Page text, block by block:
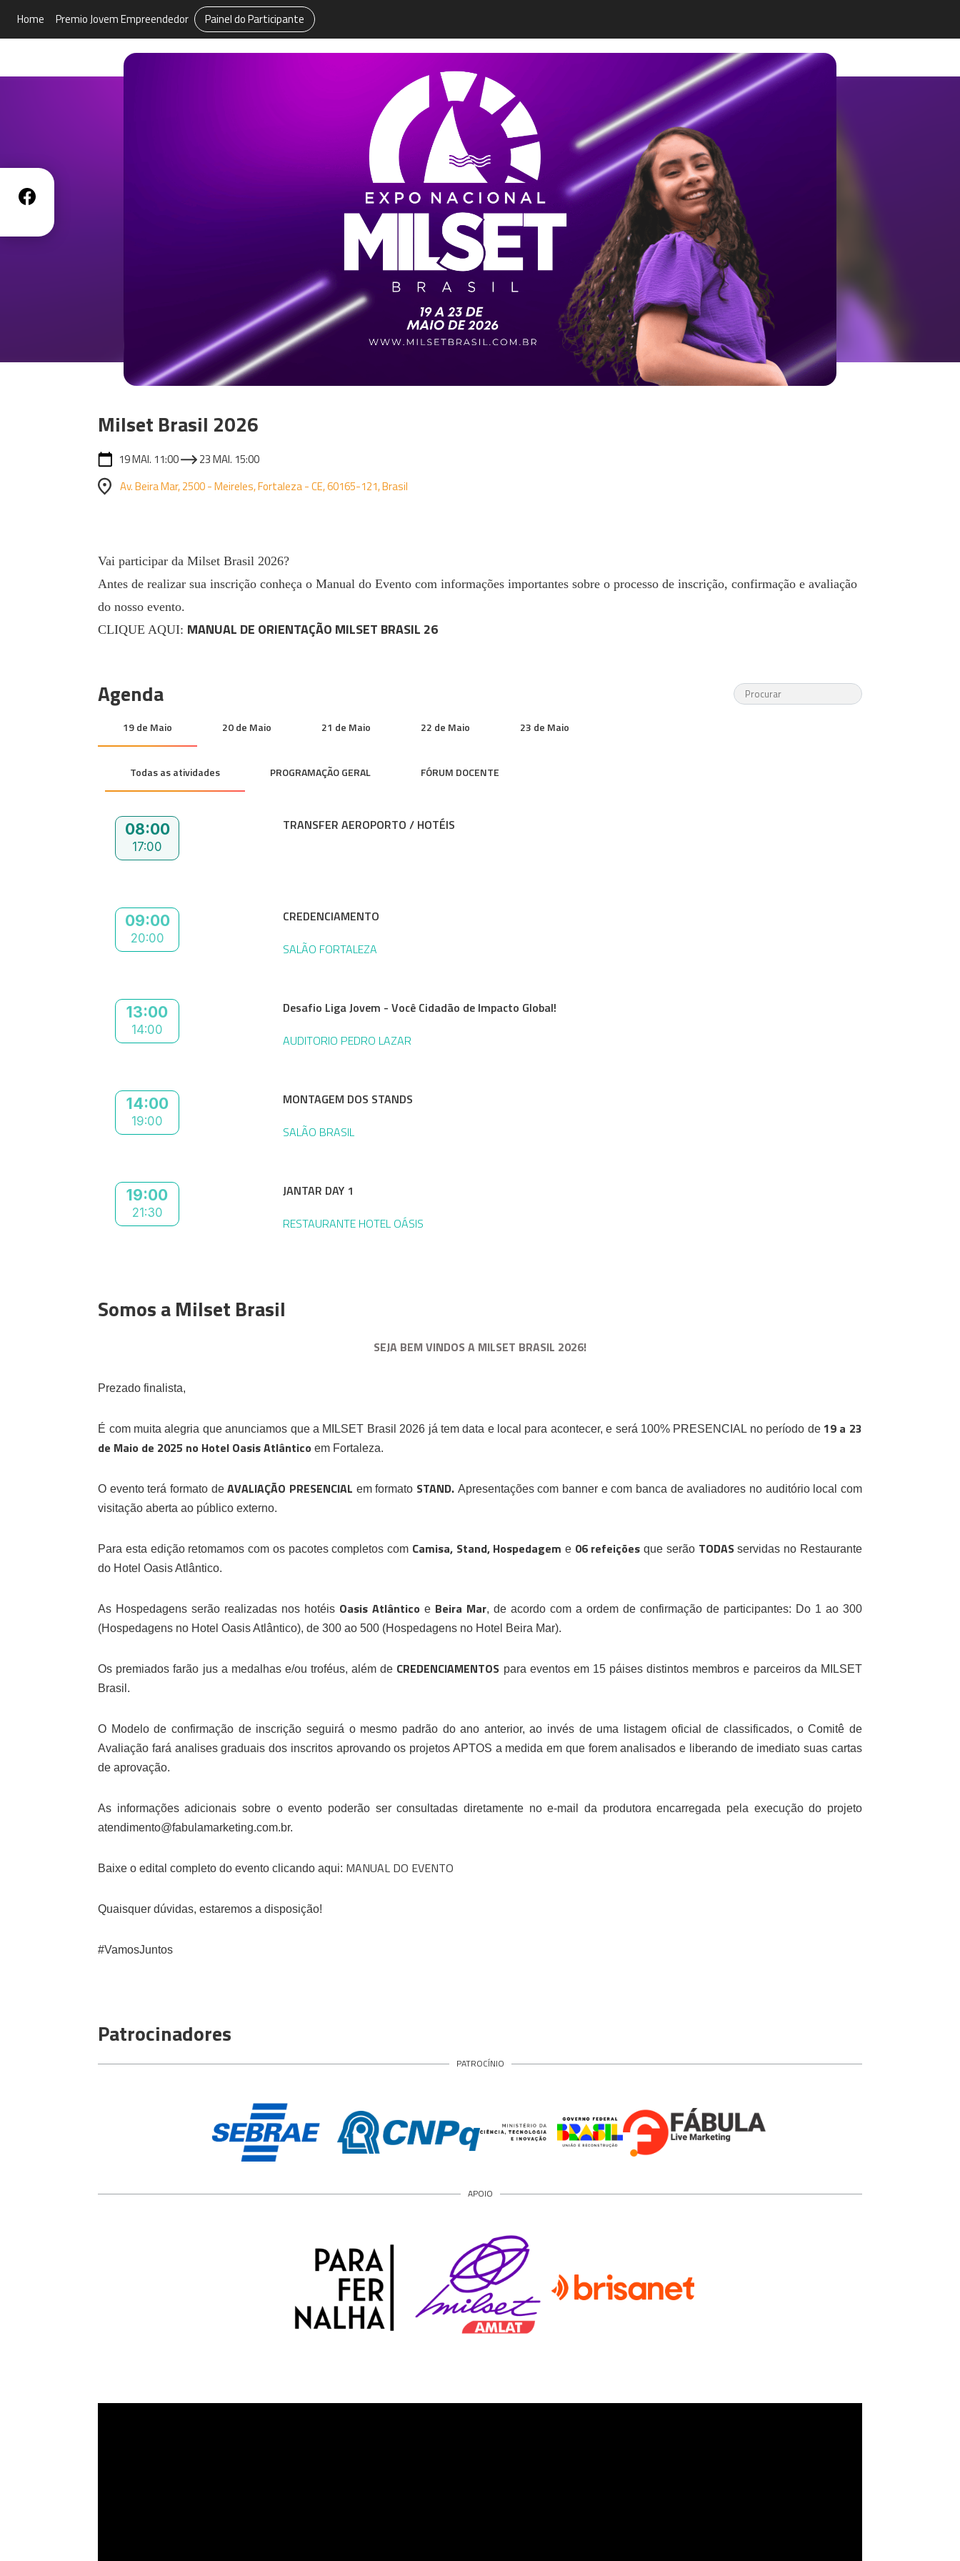
Home Premio Jovem Empreendedor Painel do Participante
Milset Brasil 2026
19 MAI. 11:00
23 MAI. 15:00
Av. Beira Mar, 2500 - Meireles, Fortaleza - CE, 60165-121, Brasil
Vai participar da Milset Brasil 2026?
Antes de realizar sua inscrição conheça o Manual do Evento com informações importantes sobre o processo de inscrição, confirmação e avaliação
do nosso evento.
CLIQUE AQUI: MANUAL DE ORIENTAÇÃO MILSET BRASIL 26
Agenda
19 de Maio 20 de Maio 21 de Maio 22 de Maio 23 de Maio
Todas as atividades PROGRAMAÇÃO GERAL FÓRUM DOCENTE
08:00
17:00
TRANSFER AEROPORTO / HOTÉIS
09:00
20:00
CREDENCIAMENTO
SALÃO FORTALEZA
13:00
14:00
Desafio Liga Jovem - Você Cidadão de Impacto Global!
AUDITORIO PEDRO LAZAR
14:00
19:00
MONTAGEM DOS STANDS
SALÃO BRASIL
19:00
21:30
JANTAR DAY 1
RESTAURANTE HOTEL OÁSIS
Somos a Milset Brasil
SEJA BEM VINDOS A MILSET BRASIL 2026!
Prezado finalista,
É com muita alegria que anunciamos que a MILSET Brasil 2026 já tem data e local para acontecer, e será 100% PRESENCIAL no período de 19 a 23
de Maio de 2025 no Hotel Oasis Atlânticoem Fortaleza.
O evento terá formato deAVALIAÇÃO PRESENCIAL em formato STAND. Apresentações com banner e com banca de avaliadores no auditório local com
visitação aberta ao público externo.
Para esta edição retomamos com os pacotes completos com Camisa, Stand, Hospedagem e 06 refeições que serão TODASservidas no Restaurante
do Hotel Oasis Atlântico.
As Hospedagens serão realizadas nos hotéis Oasis Atlântico e Beira Mar, de acordo com a ordem de confirmação de participantes: Do 1 ao 300
(Hospedagens no Hotel Oasis Atlântico), de 300 ao 500 (Hospedagens no Hotel Beira Mar).
Os premiados farão jus a medalhas e/ou troféus, além de CREDENCIAMENTOS para eventos em 15 páises distintos membros e parceiros da MILSET
Brasil.
O Modelo de confirmação de inscrição seguirá o mesmo padrão do ano anterior, ao invés de uma listagem oficial de classificados, o Comitê de
Avaliação fará analises graduais dos inscritos aprovando os projetos APTOS a medida em que forem analisados e liberando de imediato suas cartas
de aprovação.
As informações adicionais sobre o evento poderão ser consultadas diretamente no e-mail da produtora encarregada pela execução do projeto
atendimento@fabulamarketing.com.br.
Baixe o edital completo do evento clicando aqui: MANUAL DO EVENTO
Quaisquer dúvidas, estaremos a disposição!
#VamosJuntos
Patrocinadores
PATROCÍNIO
APOIO